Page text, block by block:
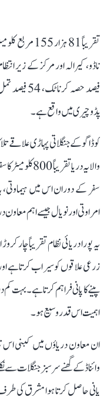
تقریباً 81
پڈوچیری میں واقع ہے۔
والا یہ دریا
سفر کے دوران اس میں ہیماوتی،
امراوتی اور نویال جیسے اہم
یہ پورا دریائی نظام تقریباً چار
زرعی علاقوں کو سیراب کرتا ہے
پینے کا پانی فراہم کرتا ہے۔ بہت
اہمیت اس قدر وسیع ہو۔
ان معاون دریاؤں میں کبنی
وائناڈ کے گھنے سرسبز جنگلات سے
پانی حاصل کرتا ہوا مشرق کی طرف